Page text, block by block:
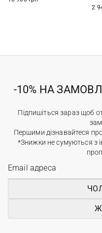
2
-10% НА
Підпишіться зараз щоб
Першими дізнавайтеся
*Знижки не сумуються з